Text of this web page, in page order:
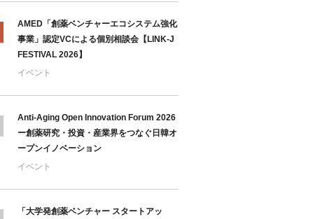
AMED「創薬ベンチャーエコシステム強化
事業」認定VCによる個別相談会【LINK-J
FESTIVAL 2026】
イベント
Anti-Aging Open Innovation Forum 2026
ー創薬研究・投資・産業界をつなぐ日韓オ
ープンイノベーション
イベント
「大学発創薬ベンチャー スタートアッ